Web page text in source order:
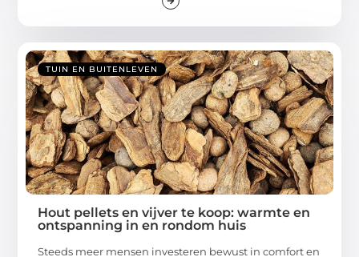
TUIN EN BUITENLEVEN
Hout pellets en vijver te koop: warmte en
ontspanning in en rondom huis
Steeds meer mensen investeren bewust in comfort en